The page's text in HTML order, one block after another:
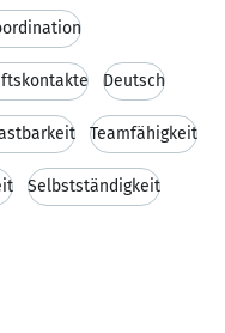
Deutsch
Teamfähigkeit
Selbstständigkeit